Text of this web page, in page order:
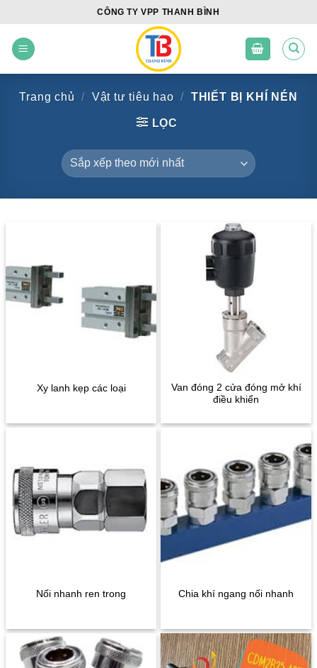
content
CÔNG TY VPP THANH BÌNH
Trang chủ / Vật tư tiêu hao / THIẾT BỊ KHÍ NÉN
LỌC
Xy lanh kẹp các loại
Van đóng 2 cửa đóng mở khí
điều khiển
Nối nhanh ren trong Chia khí ngang nối nhanh